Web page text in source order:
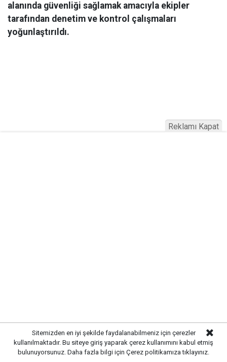
alanında güvenliği sağlamak amacıyla ekipler
tarafından denetim ve kontrol çalışmaları
yoğunlaştırıldı.
Kırıkkale’de hayvan hastalıklarının yayılmasını önlemek
ve hayvancılığın sürdürülebilirliğini sağlamak amacıyla
Sitemizden en iyi şekilde faydalanabilmeniz için çerezler
kullanılmaktadır. Bu siteye giriş yaparak çerez kullanımını kabul etmiş
bulunuyorsunuz. Daha fazla bilgi için Çerez politikamıza tıklayınız.
Reklamı Kapat